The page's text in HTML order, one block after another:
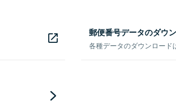
郵便番号データのダウ
各種データのダウンロード